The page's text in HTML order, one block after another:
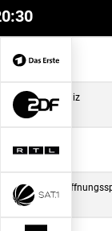
extra - Das Quiz